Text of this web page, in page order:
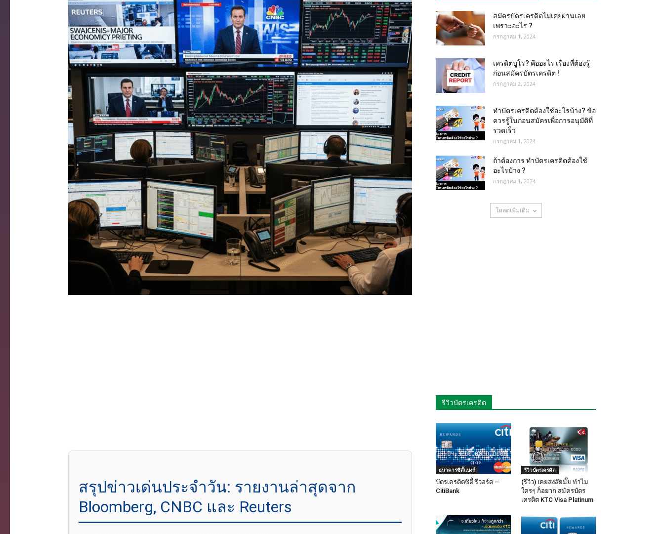
สรุปข่าวเด่นประจำวัน: รายงานล่าสุดจาก
Bloomberg, CNBC และ Reuters
สมัครบัตรเครดิตไม่เคยผ่านเลย
เพราะอะไร ?
กรกฎาคม 1, 2024
เครดิตบูโร? คืออะไร เรื่องที่ต้องรู้
ก่อนสมัครบัตรเครดิต !
กรกฎาคม 2, 2024
ทําบัตรเครดิตต้องใช้อะไรบ้าง? ข้อ
ควรรู้ในก่อนสมัครเพื่อการอนุมัติที่
รวดเร็ว
กรกฎาคม 1, 2024
ถ้าต้องการ ทําบัตรเครดิตต้องใช้
อะไรบ้าง ?
กรกฎาคม 1, 2024
โหลดเพิ่มเติม
รีวิวบัตรเครดิต
ธนาคารซิตี้แบงก์
บัตรเครดิตซิตี้ รีวอร์ด –
CitiBank
รีวิวบัตรเครดิต
(รีวิว) เคยสงสัยมั๊ย ทำไม
ใครๆ ก็อยาก สมัครบัตร
เครดิต KTC Visa Platinum